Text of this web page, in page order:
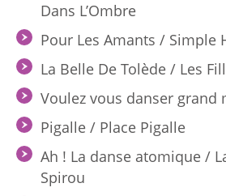
Dans L’Ombre
Pour Les Amants / Simple
La Belle De Tolède / Les
Voulez vous danser grand
Pigalle / Place Pigalle
Ah ! La danse atomique /
Spirou